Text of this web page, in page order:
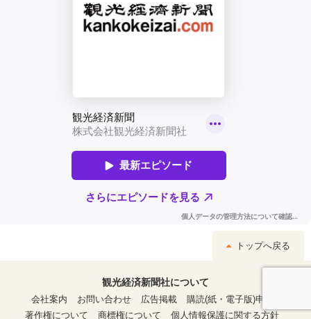
トップへ戻る
観光経済新聞社について
会社案内
お問い合わせ 広告掲載
購読(紙・電子版)申込
著作権について
商標権について 個人情報保護に関する方針